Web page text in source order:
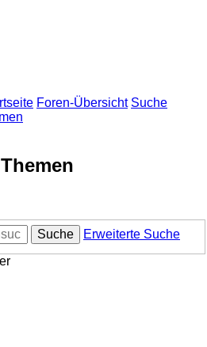
Foren-Übersicht Suche
Suche
Erweiterte Suche